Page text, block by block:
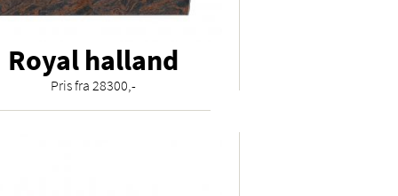
Royal halland
Pris fra 28300,-